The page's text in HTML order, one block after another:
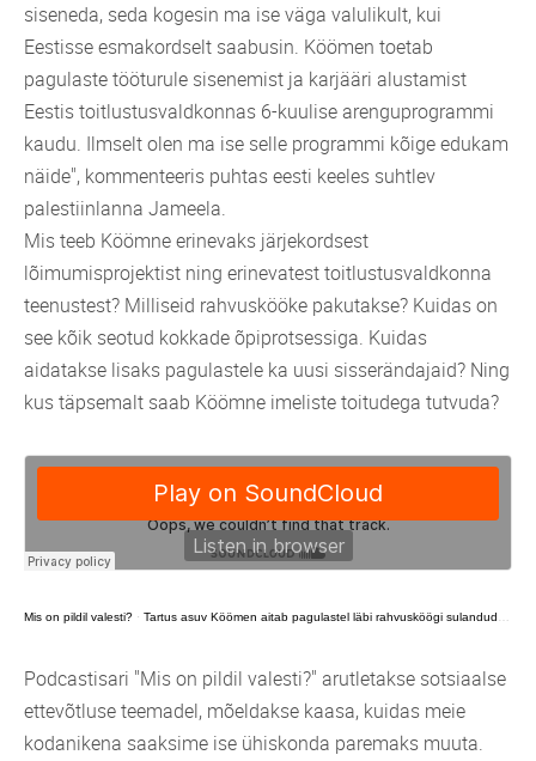
siseneda, seda kogesin ma ise väga valulikult, kui
Eestisse esmakordselt saabusin. Köömen toetab
pagulaste tööturule sisenemist ja karjääri alustamist
Eestis toitlustusvaldkonnas 6-kuulise arenguprogrammi
kaudu. Ilmselt olen ma ise selle programmi kõige edukam
näide", kommenteeris puhtas eesti keeles suhtlev
palestiinlanna Jameela.
Mis teeb Köömne erinevaks järjekordsest
lõimumisprojektist ning erinevatest toitlustusvaldkonna
teenustest? Milliseid rahvuskööke pakutakse? Kuidas on
see kõik seotud kokkade õpiprotsessiga. Kuidas
aidatakse lisaks pagulastele ka uusi sisserändajaid? Ning
kus täpsemalt saab Köömne imeliste toitudega tutvuda?
Mis on pildil valesti? · Tartus asuv Köömen aitab pagulastel läbi rahvusköögi sulanduda Eesti ühiskonda
Podcastisari "Mis on pildil valesti?" arutletakse sotsiaalse
ettevõtluse teemadel, mõeldakse kaasa, kuidas meie
kodanikena saaksime ise ühiskonda paremaks muuta.